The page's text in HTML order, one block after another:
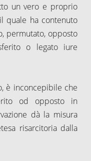
un vero e proprio
quale ha contenuto
permutato, opposto
o legato iure
è inconcepibile che
od opposto in
dà la misura
risarcitoria dalla